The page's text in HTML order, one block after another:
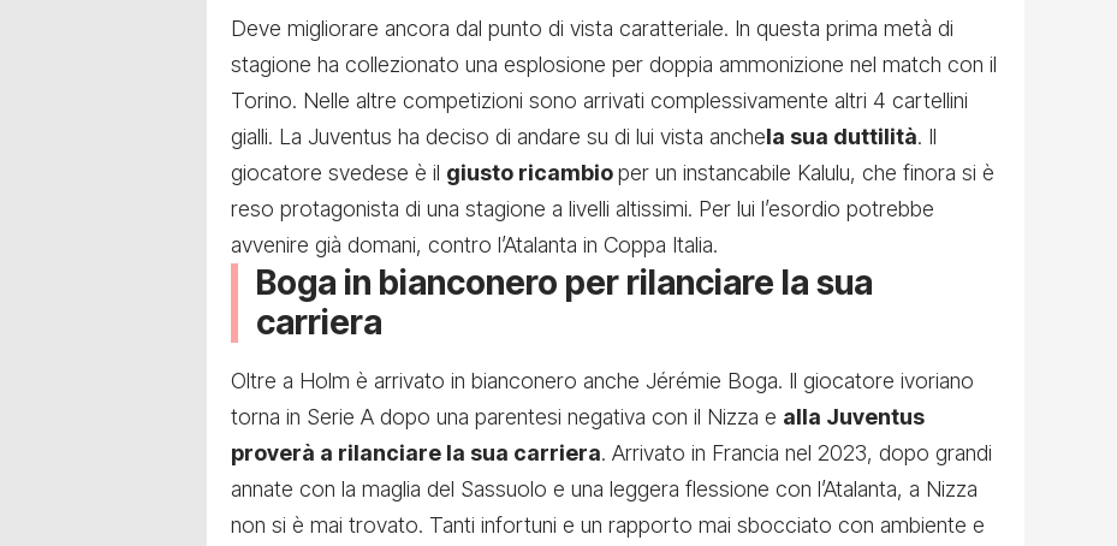
Deve migliorare ancora dal punto di vista caratteriale. In questa prima metà di
stagione ha collezionato una esplosione per doppia ammonizione nel match con il
Torino. Nelle altre competizioni sono arrivati complessivamente altri 4 cartellini
gialli. La Juventus ha deciso di andare su di lui vista anchela sua duttilità. Il
giocatore svedese è il giusto ricambioper un instancabile Kalulu, che finora si è
reso protagonista di una stagione a livelli altissimi. Per lui l’esordio potrebbe
avvenire già domani, contro l’Atalanta in Coppa Italia.
Boga in bianconero per rilanciare la sua
carriera
Oltre a Holm è arrivato in bianconero anche Jérémie Boga. Il giocatore ivoriano
torna in Serie A dopo una parentesi negativa con il Nizza e alla Juventus
proverà a rilanciare la sua carriera. Arrivato in Francia nel 2023, dopo grandi
annate con la maglia del Sassuolo e una leggera flessione con l’Atalanta, a Nizza
non si è mai trovato. Tanti infortuni e un rapporto mai sbocciato con ambiente e